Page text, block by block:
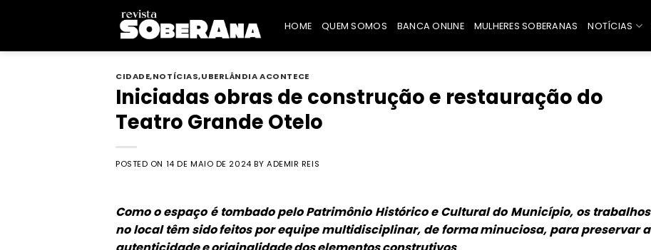
HOME QUEM SOMOS BANCA ONLINE MULHERES SOBERANAS NOTÍCIAS
CIDADE,NOTÍCIAS,UBERLÂNDIA ACONTECE
Iniciadas obras de construção e restauração do
Teatro Grande Otelo
POSTED ON 14 DE MAIO DE 2024 BY ADEMIR REIS
Como o espaço é tombado pelo Patrimônio Histórico e Cultural do Município, os trabalhos
no local têm sido feitos por equipe multidisciplinar, de forma minuciosa, para preservar a